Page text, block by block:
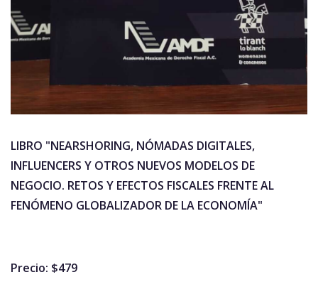
LIBRO "NEARSHORING, NÓMADAS DIGITALES,
INFLUENCERS Y OTROS NUEVOS MODELOS DE
NEGOCIO. RETOS Y EFECTOS FISCALES FRENTE AL
FENÓMENO GLOBALIZADOR DE LA ECONOMÍA"
Precio: $479